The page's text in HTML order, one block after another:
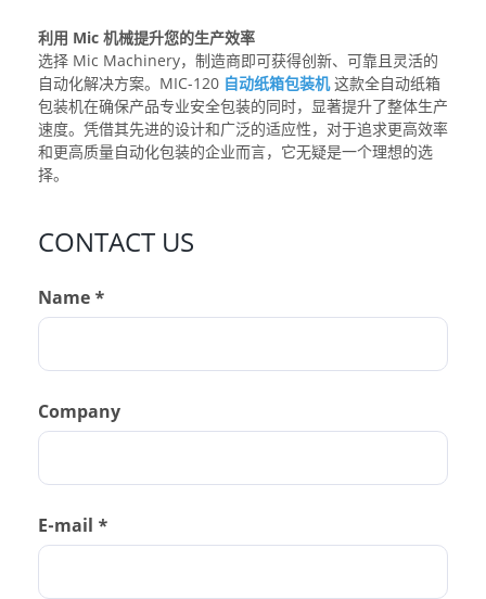
利用 Mic 机械提升您的生产效率
选择 Mic Machinery，制造商即可获得创新、可靠且灵活的
自动化解决方案。MIC-120 自动纸箱包装机这款全自动纸箱
包装机在确保产品专业安全包装的同时，显著提升了整体生产
速度。凭借其先进的设计和广泛的适应性，对于追求更高效率
和更高质量自动化包装的企业而言，它无疑是一个理想的选
择。
CONTACT US
Name *
Company
E-mail *